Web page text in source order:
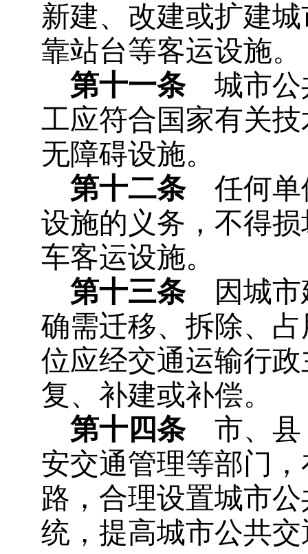
新建、改建或扩建
靠站台等客运设施。
第十一条城市公
工应符合国家有关
无障碍设施。
第十二条任何单
设施的义务，不得
车客运设施。
第十三条因城市
确需迁移、拆除、
位应经交通运输行
复、补建或补偿。
第十四条市、县
安交通管理等部门
路，合理设置城市
统，提高城市公共